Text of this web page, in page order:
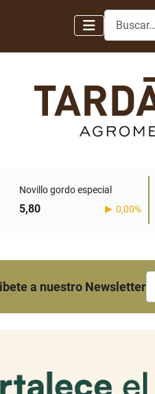
Buscar
Novillo gordo especial
5,80 0,00%
a nuestro Newsletter